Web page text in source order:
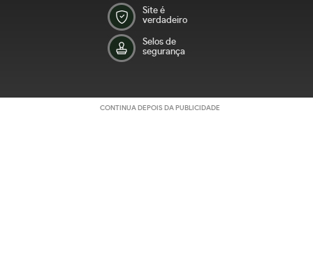
Site é
verdadeiro
Selos de
segurança
CONTINUA DEPOIS DA PUBLICIDADE